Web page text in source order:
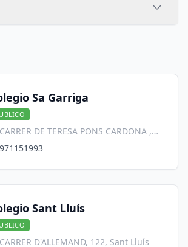
Sa Garriga
CARRER DE TERESA PONS CARDONA ,
Sant Lluís
971151993
Sant Lluís
CARRER D'ALLEMAND, 122, Sant Lluís